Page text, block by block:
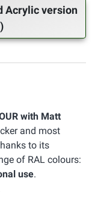
Acrylic version
with Matt
and most
to its
of RAL colours:
use.